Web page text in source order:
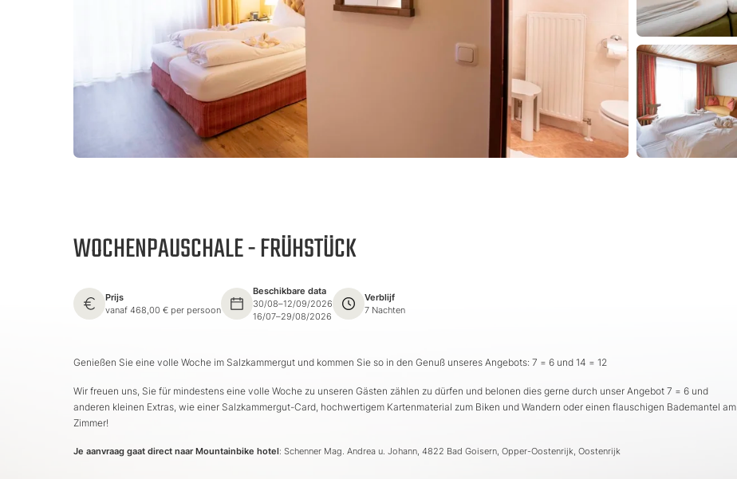
WOCHENPAUSCHALE - FRÜHSTÜCK
Prijs
vanaf 468,00 € per persoon
Beschikbare data
30/08–12/09/2026
16/07–29/08/2026
Verblijf
7 Nachten
Genießen Sie eine volle Woche im Salzkammergut und kommen Sie so in den Genuß unseres Angebots: 7 = 6 und 14 = 12
Wir freuen uns, Sie für mindestens eine volle Woche zu unseren Gästen zählen zu dürfen und belonen dies gerne durch unser Angebot 7 = 6 und
anderen kleinen Extras, wie einer Salzkammergut-Card, hochwertigem Kartenmaterial zum Biken und Wandern oder einen flauschigen Bademantel am
Zimmer!
Je aanvraag gaat direct naar Mountainbike hotel: Schenner Mag. Andrea u. Johann, 4822 Bad Goisern, Opper-Oostenrijk, Oostenrijk